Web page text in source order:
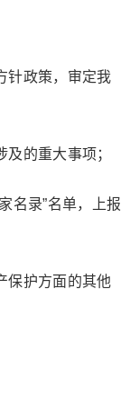
针政策，审定我
的重大事项；
名录”名单，上报
保护方面的其他